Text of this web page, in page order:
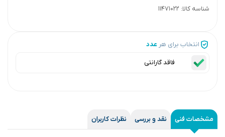
شناسه کالا: 11471022
انتخاب برای هر عدد
فاقد گارانتی
مشخصات فنی نقد و بررسی نظرات کاربران